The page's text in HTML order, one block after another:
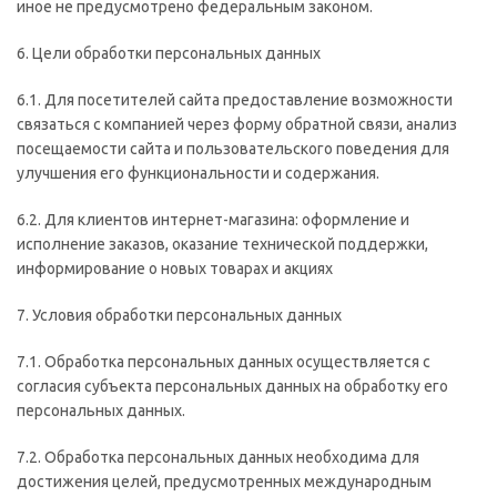
иное не предусмотрено федеральным законом.
6. Цели обработки персональных данных
6.1. Для посетителей сайта предоставление возможности
связаться с компанией через форму обратной связи, анализ
посещаемости сайта и пользовательского поведения для
улучшения его функциональности и содержания.
6.2. Для клиентов интернет-магазина: оформление и
исполнение заказов, оказание технической поддержки,
информирование о новых товарах и акциях
7. Условия обработки персональных данных
7.1. Обработка персональных данных осуществляется с
согласия субъекта персональных данных на обработку его
персональных данных.
7.2. Обработка персональных данных необходима для
достижения целей, предусмотренных международным